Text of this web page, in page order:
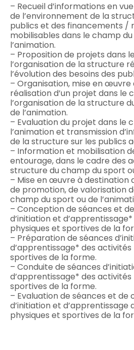
– Recueil d’informations en
de l’environnement de la
publics et des financements /
mobilisables dans le champ
l’animation.
– Proposition de projets dans
l’organisation de la structure
l’évolution des besoins des
– Organisation, mise en œuvre
réalisation d’un projet dans le
l’organisation de la structure
de l’animation.
– Evaluation du projet dans le
l’animation et transmission
de la structure sur les publics
– Information et mobilisation
entourage, dans le cadre des
structure du champ du sport
– Mise en œuvre à destination
de promotion, de valorisation
champ du sport ou de
– Conception de séances et
d’initiation et
physiques et sportives de la
– Préparation de séances
d’apprentissage* des activités
sportives de la forme.
– Conduite de séances
d’apprentissage* des activités
sportives de la forme.
– Evaluation de séances et de
d’initiation et d’apprentissage
physiques et sportives de la